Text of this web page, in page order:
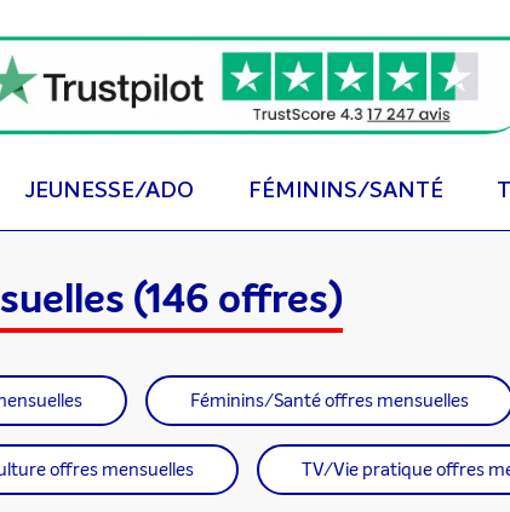
JEUNESSE/ADO FÉMININS/SANTÉ
(146 offres)
Féminins/Santé offres mensuelles
offres mensuelles TV/Vie pratique offres